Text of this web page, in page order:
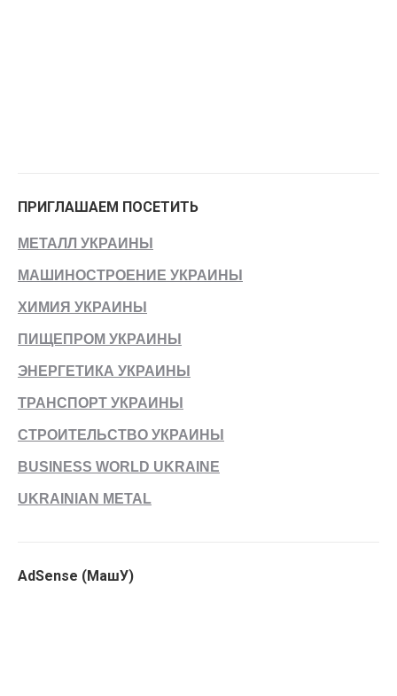
ПРИГЛАШАЕМ ПОСЕТИТЬ
МЕТАЛЛ УКРАИНЫ
МАШИНОСТРОЕНИЕ УКРАИНЫ
ХИМИЯ УКРАИНЫ
ПИЩЕПРОМ УКРАИНЫ
ЭНЕРГЕТИКА УКРАИНЫ
ТРАНСПОРТ УКРАИНЫ
СТРОИТЕЛЬСТВО УКРАИНЫ
BUSINESS WORLD UKRAINE
UKRAINIAN METAL
AdSense (МашУ)